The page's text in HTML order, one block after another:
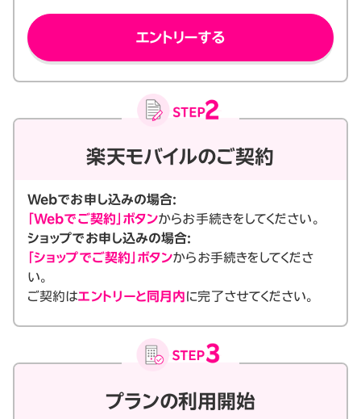
エントリーする
楽天モバイルのご契約
Webでお申し込みの場合:
「Webでご契約」ボタンからお手続きをしてください。
ショップでお申し込みの場合:
「ショップでご契約」ボタンからお手続きをしてくださ
い。
ご契約はエントリーと同月内に完了させてください。
プランの利用開始